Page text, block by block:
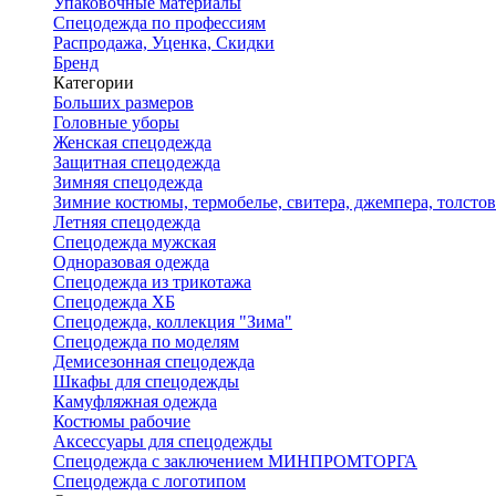
Спецодежда по профессиям
Распродажа, Уценка, Скидки
Бренд
Категории
Больших размеров
Головные уборы
Женская спецодежда
Защитная спецодежда
Зимняя спецодежда
Зимние костюмы, термобелье, свитера, джемпера,
Летняя спецодежда
Спецодежда мужская
Одноразовая одежда
Спецодежда из трикотажа
Спецодежда ХБ
Спецодежда, коллекция "Зима"
Спецодежда по моделям
Демисезонная спецодежда
Шкафы для спецодежды
Камуфляжная одежда
Костюмы рабочие
Аксессуары для спецодежды
Спецодежда с заключением МИНПРОМТОРГА
Спецодежда с логотипом